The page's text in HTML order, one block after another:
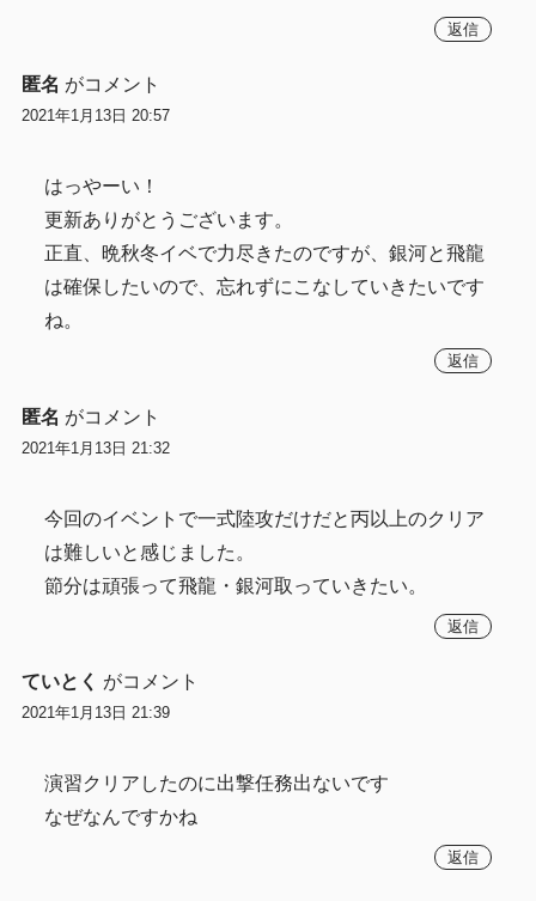
返信
匿名 がコメント
2021年1月13日 20:57
はっやーい！
更新ありがとうございます。
正直、晩秋冬イベで力尽きたのですが、銀河と飛龍
は確保したいので、忘れずにこなしていきたいです
ね。
返信
匿名 がコメント
2021年1月13日 21:32
今回のイベントで一式陸攻だけだと丙以上のクリア
は難しいと感じました。
節分は頑張って飛龍・銀河取っていきたい。
返信
ていとく がコメント
2021年1月13日 21:39
演習クリアしたのに出撃任務出ないです
なぜなんですかね
返信